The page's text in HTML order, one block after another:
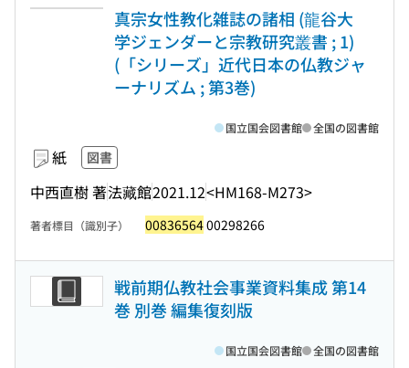
真宗女性教化雑誌の諸相 (龍谷大
学ジェンダーと宗教研究叢書 ; 1)
(「シリーズ」近代日本の仏教ジャ
ーナリズム ; 第3巻)
紙 図書
中西直樹 著法藏館2021.12<HM168-M273>
国立国会図書館 全国の図書館
著者標目（識別子） 0083656400298266
戦前期仏教社会事業資料集成 第14
巻 別巻 編集復刻版
国立国会図書館 全国の図書館